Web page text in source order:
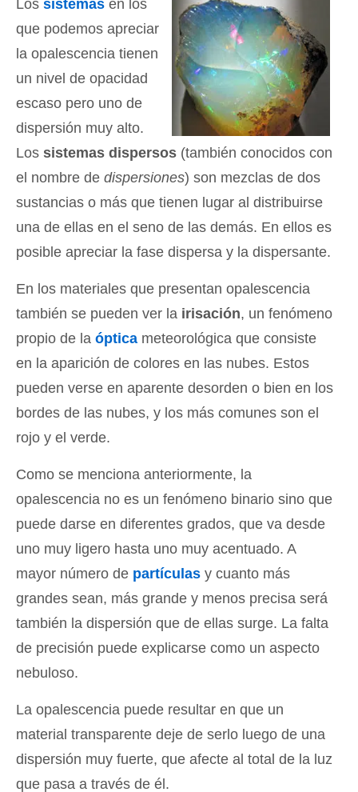
Los sistemas en los
que podemos apreciar
la opalescencia tienen
un nivel de opacidad
escaso pero uno de
dispersión muy alto.
Los sistemas dispersos (también conocidos con
el nombre de dispersiones) son mezclas de dos
sustancias o más que tienen lugar al distribuirse
una de ellas en el seno de las demás. En ellos es
posible apreciar la fase dispersa y la dispersante.
En los materiales que presentan opalescencia
también se pueden ver la irisación, un fenómeno
propio de la óptica meteorológica que consiste
en la aparición de colores en las nubes. Estos
pueden verse en aparente desorden o bien en los
bordes de las nubes, y los más comunes son el
rojo y el verde.
Como se menciona anteriormente, la
opalescencia no es un fenómeno binario sino que
puede darse en diferentes grados, que va desde
uno muy ligero hasta uno muy acentuado. A
mayor número de partículas y cuanto más
grandes sean, más grande y menos precisa será
también la dispersión que de ellas surge. La falta
de precisión puede explicarse como un aspecto
nebuloso.
La opalescencia puede resultar en que un
material transparente deje de serlo luego de una
dispersión muy fuerte, que afecte al total de la luz
que pasa a través de él.